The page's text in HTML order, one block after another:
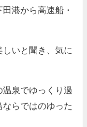
港から高速船・
いと聞き、気に
泉でゆっくり過
らではのゆった